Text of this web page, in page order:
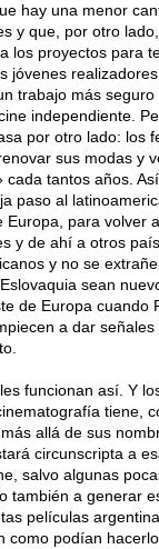
hay una menor
y que, por otro
los proyectos para
jóvenes
trabajo más
independiente.
por otro lado: los
sus modas y
cada tantos años.
paso al
Europa, para volver
y de ahí a otros
y no se
sean
de Europa cuando
a dar señales
funcionan así. Y
tiene,
allá de sus
circunscripta a
salvo algunas
también a generar
películas
como podían